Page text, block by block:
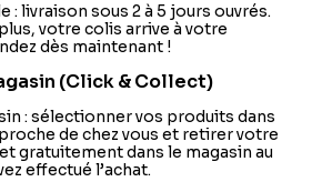
: livraison sous 2 à 5 jours ouvrés.
votre colis arrive à votre
dès maintenant !
(Click & Collect)
: sélectionner vos produits dans
de chez vous et retirer votre
gratuitement dans le magasin au
effectué l’achat.